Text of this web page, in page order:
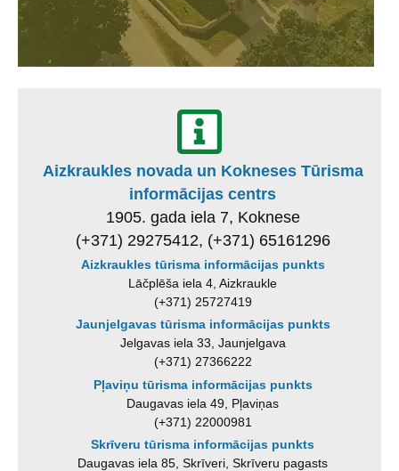
Aizkraukles novada un Kokneses Tūrisma
informācijas centrs
1905. gada iela 7, Koknese
(+371) 29275412, (+371) 65161296
Aizkraukles tūrisma informācijas punkts
Lāčplēša iela 4, Aizkraukle
(+371) 25727419
Jaunjelgavas tūrisma informācijas punkts
Jelgavas iela 33, Jaunjelgava
(+371) 27366222
Pļaviņu tūrisma informācijas punkts
Daugavas iela 49, Pļaviņas
(+371) 22000981
Skrīveru tūrisma informācijas punkts
Daugavas iela 85, Skrīveri, Skrīveru pagasts